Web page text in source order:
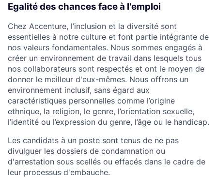
Egalité des chances face à l'emploi
Chez Accenture, l’inclusion et la diversité sont
essentielles à notre culture et font partie intégrante de
nos valeurs fondamentales. Nous sommes engagés à
créer un environnement de travail dans lesquels tous
nos collaborateurs sont respectés et ont le moyen de
donner le meilleur d'eux-mêmes. Nous offrons un
environnement inclusif, sans égard aux
caractéristiques personnelles comme l’origine
ethnique, la religion, le genre, l’orientation sexuelle,
l’identité ou l’expression du genre, l’âge ou le handicap.
Les candidats à un poste sont tenus de ne pas
divulguer les dossiers de condamnation ou
d'arrestation sous scellés ou effacés dans le cadre de
leur processus d'embauche.